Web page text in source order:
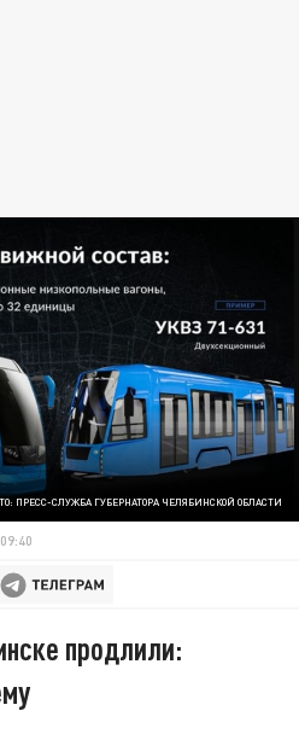
ПРЕСС-СЛУЖБА ГУБЕРНАТОРА ЧЕЛЯБИНСКОЙ ОБЛАСТИ
продлили: